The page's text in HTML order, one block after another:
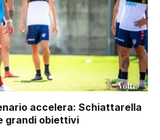
accelera: Schiattarella
grandi obiettivi